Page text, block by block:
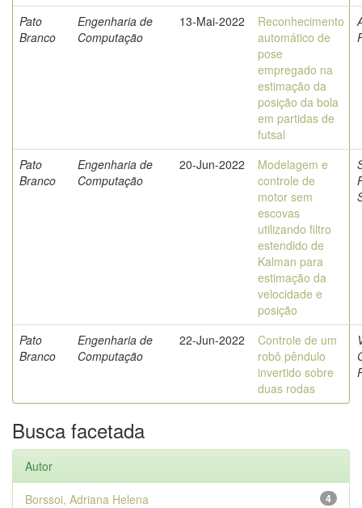
Pato
Branco
Engenharia de
Computação
13-Mai-2022
Reconhecimento
automático de
pose
empregado na
estimação da
posição da bola
em partidas de
futsal
Pato
Branco
Engenharia de
Computação
20-Jun-2022
Modelagem e
controle de
motor sem
escovas
utilizando filtro
estendido de
Kalman para
estimação da
velocidade e
posição
Pato
Branco
Engenharia de
Computação
22-Jun-2022
Controle de um
robô pêndulo
invertido sobre
duas rodas
Busca facetada
Autor
4
Borssoi, Adriana Helena